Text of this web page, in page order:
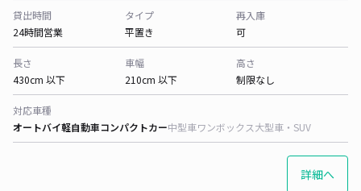
貸出時間
24時間営業
タイプ
平置き
再入庫
可
長さ
430cm 以下
車幅
210cm 以下
高さ
制限なし
対応車種
オートバイ軽自動車コンパクトカー中型車ワンボックス大型車・SUV
詳細へ